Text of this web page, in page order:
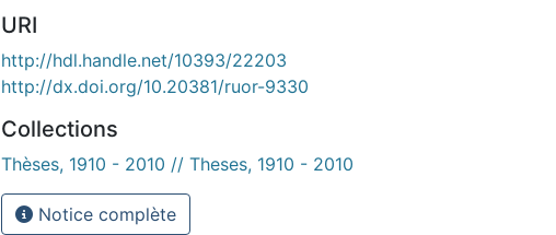
URI
http://hdl.handle.net/10393/22203
http://dx.doi.org/10.20381/ruor-9330
Collections
Thèses, 1910 - 2010 // Theses, 1910 - 2010
Notice complète